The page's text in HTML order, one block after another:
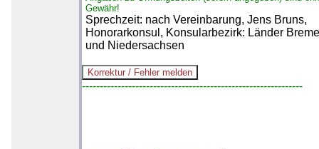
Gewähr!
Sprechzeit: nach Vereinbarung, Jens Bruns,
Honorarkonsul, Konsularbezirk: Länder
und Niedersachsen
--------------------------------------------------------------